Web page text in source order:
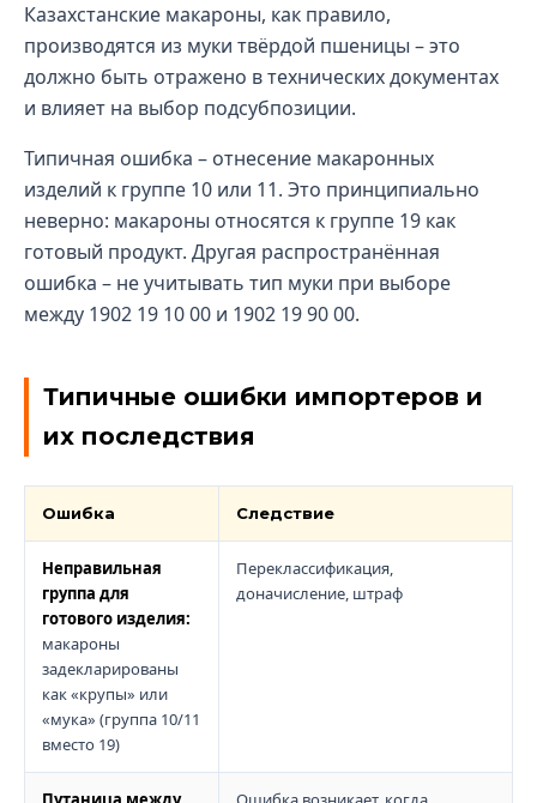
Казахстанские макароны, как правило,
производятся из муки твёрдой пшеницы – это
должно быть отражено в технических документах
и влияет на выбор подсубпозиции.
Типичная ошибка – отнесение макаронных
изделий к группе 10 или 11. Это принципиально
неверно: макароны относятся к группе 19 как
готовый продукт. Другая распространённая
ошибка – не учитывать тип муки при выборе
между 1902 19 10 00 и 1902 19 90 00.
Типичные ошибки импортеров и
их последствия
Ошибка Следствие
Неправильная
группа для
готового изделия:
макароны
задекларированы
как «крупы» или
«мука» (группа 10/11
вместо 19)
Переклассификация,
доначисление, штраф